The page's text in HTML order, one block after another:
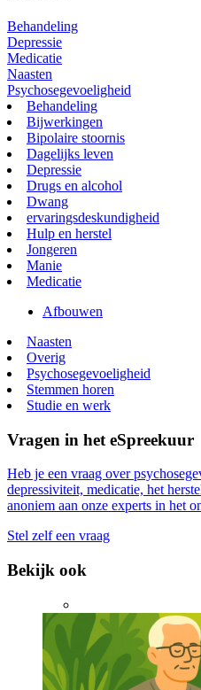
Behandeling
Depressie
Medicatie
Naasten
Psychosegevoeligheid
Behandeling
Bijwerkingen
Bipolaire stoornis
Dagelijks leven
Depressie
Drugs en alcohol
Dwang
ervaringsdeskundigheid
Hulp en herstel
Jongeren
Manie
Medicatie
Afbouwen
Naasten
Overig
Psychosegevoeligheid
Stemmen horen
Studie en werk
Vragen in het eSpreekuur
Heb je een vraag over
depressiviteit, medicatie, het
anoniem aan onze experts in het
Stel zelf een vraag
Bekijk ook